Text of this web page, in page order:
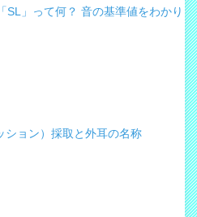
SL」って何？ 音の基準値をわかり
ション）採取と外耳の名称